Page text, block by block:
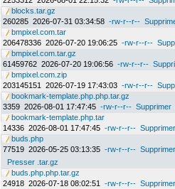
blocks.tar.gz
260285 2026-07-31 03:34:58 -rw-r--r--
bmpixel.com.tar
206478336 2026-07-20 19:06:25 -rw-r--r--
bmpixel.com.tar.gz
61459762 2026-07-20 19:06:56 -rw-r--r--
bmpixel.com.zip
203145151
2026-07-19 17:43:03 -rw-r--r--
bookmark-template.php.php.tar.gz
3359 2026-08-01 17:47:45 -rw-r--r-- Supprimer
bookmark-template.php.tar
14336 2026-08-01 17:47:45 -rw-r--r-- Supprimer
buds.php
77519 2026-05-25 03:13:35 -rw-r--r-- Supprimer
Presser .tar.gz
buds.php.php.tar.gz
24918 2026-07-18 08:02:51 -rw-r--r-- Supprimer